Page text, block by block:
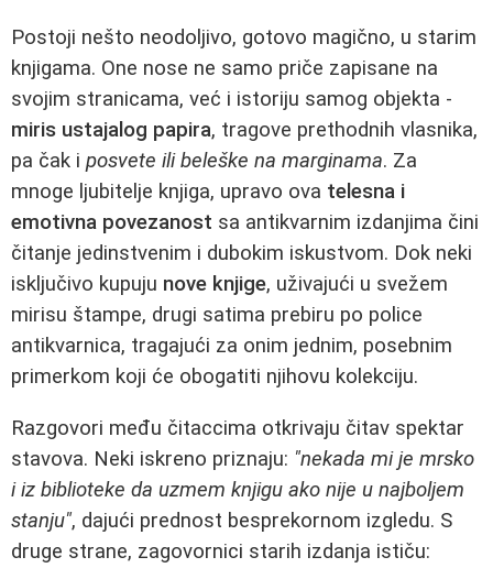
Postoji nešto neodoljivo, gotovo magično, u starim
knjigama. One nose ne samo priče zapisane na
svojim stranicama, već i istoriju samog objekta -
miris ustajalog papira, tragove prethodnih vlasnika,
pa čak i posvete ili beleške na marginama. Za
mnoge ljubitelje knjiga, upravo ova telesna i
emotivna povezanost sa antikvarnim izdanjima čini
čitanje jedinstvenim i dubokim iskustvom. Dok neki
isključivo kupuju nove knjige, uživajući u svežem
mirisu štampe, drugi satima prebiru po police
antikvarnica, tragajući za onim jednim, posebnim
primerkom koji će obogatiti njihovu kolekciju.
Razgovori među čitaccima otkrivaju čitav spektar
stavova. Neki iskreno priznaju: "nekada mi je mrsko
i iz biblioteke da uzmem knjigu ako nije u najboljem
stanju", dajući prednost besprekornom izgledu. S
druge strane, zagovornici starih izdanja ističu: